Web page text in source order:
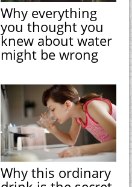
Why everything
you thought you
knew about water
might be wrong
Why this ordinary